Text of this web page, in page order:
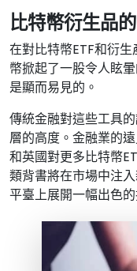
比特幣衍生品
在對比特幣ETF和衍
幣掀起了一股令人眩
是顯而易見的。
傳統金融對這些工具
層的高度。金融業的
和英國對更多比特幣
類背書將在市場中注
平臺上展開一幅出色